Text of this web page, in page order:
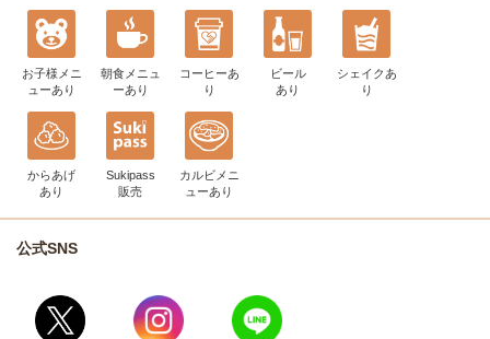
お子様メニ
ューあり
朝食メニュ
ーあり
コーヒーあ
り
ビール
あり
シェイク あ
り
からあげ
あり
Sukipass
販売
カルビメニ
ューあり
公式SNS